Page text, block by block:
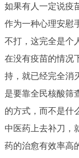
如果有人一定说疫
作为一种心理安慰
不打，这完全是个
在没有疫苗的情况
持，就已经完全消
是要靠全民核酸筛
的方式，而不是什
中医药上去补刀，
药的治愈有效率高